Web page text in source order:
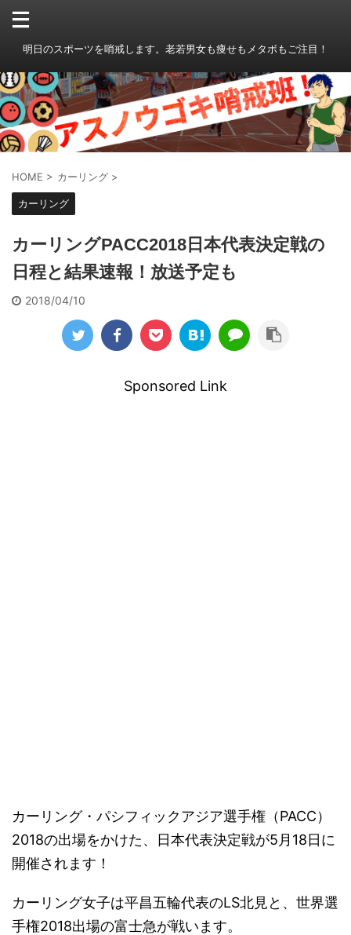
明日のスポーツを哨戒します。老若男女も痩せもメタボもご注目！
HOME > カーリング >
カーリング
カーリングPACC2018日本代表決定戦の
日程と結果速報！放送予定も
2018/04/10
Sponsored Link
カーリング・パシフィックアジア選手権（PACC）
2018の出場をかけた、日本代表決定戦が5月18日に
開催されます！
カーリング女子は平昌五輪代表のLS北見と、世界選
手権2018出場の富士急が戦います。